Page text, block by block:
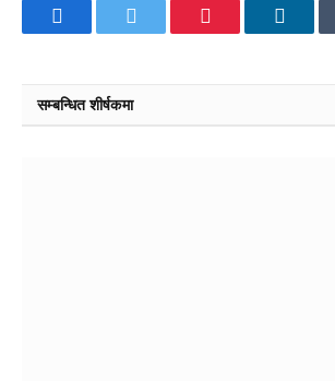
Facebook Pinterest
सम्बन्धित शीर्षकमा